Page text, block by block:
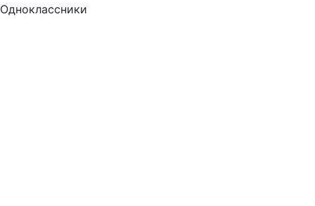
Одноклассники